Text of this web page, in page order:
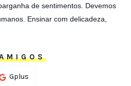
de sentimentos. Devemos
Ensinar com delicadeza,
Gplus